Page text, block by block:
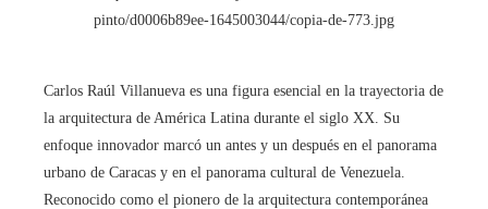
Carlos Raúl Villanueva es una figura esencial en la trayectoria de
la arquitectura de América Latina durante el siglo XX. Su
enfoque innovador marcó un antes y un después en el panorama
urbano de Caracas y en el panorama cultural de Venezuela.
Reconocido como el pionero de la arquitectura contemporánea